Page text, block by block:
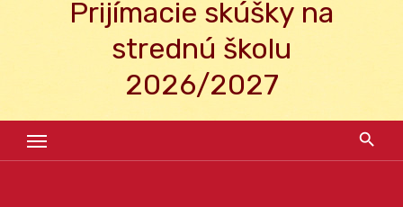
Prijímacie skúšky na
strednú školu
2026/2027